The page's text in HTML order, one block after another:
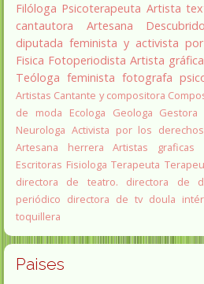
Filóloga Psicoterapeuta Artista
cantautora
Artesana
diputada feminista y activista
Fisica Fotoperiodista Artista gráfica
Teóloga feminista fotografa
Artistas Cantante y compositora
de moda
Ecologa Geologa Gestora
Neurologa Activista por los
Artesana herrera
Artistas graficas
Escritoras Fisiologa Terapeuta
directora de teatro.
directora de
periódico directora de tv doula
toquillera
Paises